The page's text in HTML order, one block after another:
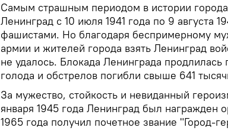
Самым страшным периодом в истории города
Ленинград с 10 июля 1941 года по 9 августа
фашистами. Но благодаря беспримерному
армии и жителей города взять Ленинград
не удалось. Блокада Ленинграда
голода и обстрелов погибли свыше 641
За мужество, стойкость и невиданный
января 1945 года Ленинград был награжден
1965 года получил почетное звание "Город-